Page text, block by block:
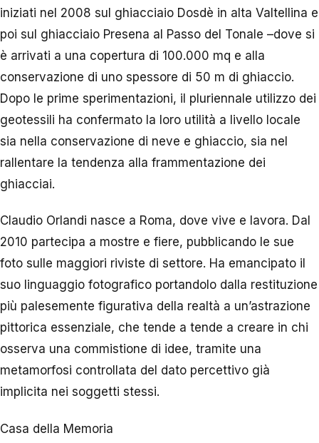
iniziati nel 2008 sul ghiacciaio Dosdè in alta Valtellina e
poi sul ghiacciaio Presena al Passo del Tonale –dove si
è arrivati a una copertura di 100.000 mq e alla
conservazione di uno spessore di 50 m di ghiaccio.
Dopo le prime sperimentazioni, il pluriennale utilizzo dei
geotessili ha confermato la loro utilità a livello locale
sia nella conservazione di neve e ghiaccio, sia nel
rallentare la tendenza alla frammentazione dei
ghiacciai.
Claudio Orlandi nasce a Roma, dove vive e lavora. Dal
2010 partecipa a mostre e fiere, pubblicando le sue
foto sulle maggiori riviste di settore. Ha emancipato il
suo linguaggio fotografico portandolo dalla restituzione
più palesemente figurativa della realtà a un’astrazione
pittorica essenziale, che tende a tende a creare in chi
osserva una commistione di idee, tramite una
metamorfosi controllata del dato percettivo già
implicita nei soggetti stessi.
Casa della Memoria